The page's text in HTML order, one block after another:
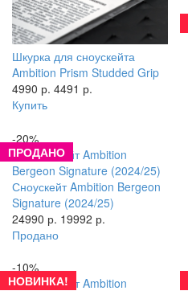
Шкурка для сноускейта
Ambition Prism Studded Grip
4990 р. 4491 р.
Купить
ПРОДАНО
-20%
Сноускейт Ambition Bergeon
Signature (2024/25)
24990 р. 19992 р.
Продано
НОВИНКА!
-10%